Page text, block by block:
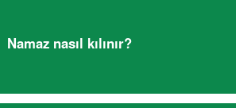
Namaz nasıl kılınır?